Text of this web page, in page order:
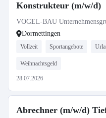
Konstrukteur (m/w/d)
VOGEL-BAU
Dormettingen
Vollzeit Sportangebote
Weihnachtsgeld
28.07.2026
Abrechner (m/w/d)